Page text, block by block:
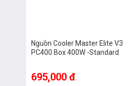
Nguồn Cooler Master Elite V3
PC400 Box 400W -Standard
695,000 đ